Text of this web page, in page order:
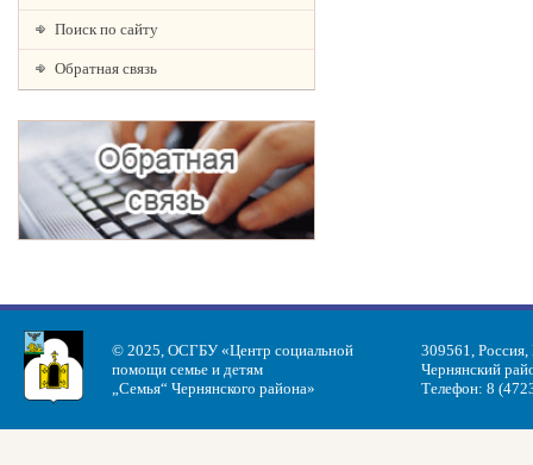
Поиск по сайту
Обратная связь
© 2025, ОСГБУ «Центр социальной
помощи семье и детям
„Семья“ Чернянского района»
309561, Россия,
Чернянский
Телефон: 8